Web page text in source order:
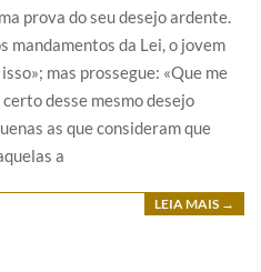
prova do seu desejo ardente.
mandamentos da Lei, o jovem
mas prossegue: «Que me
desse mesmo desejo
as que consideram que
a
LEIA MAIS →